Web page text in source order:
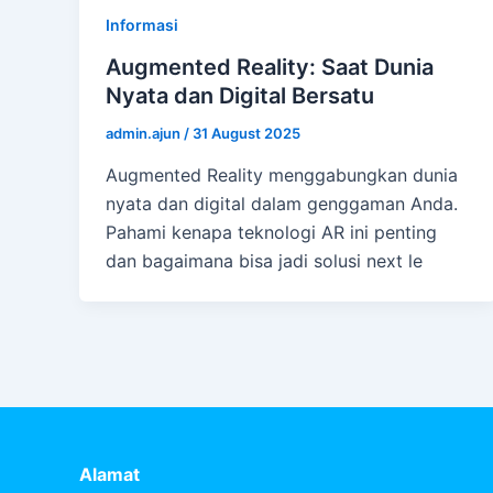
Informasi
Augmented Reality: Saat Dunia
Nyata dan Digital Bersatu
admin.ajun / 31 August 2025
Augmented Reality menggabungkan dunia
nyata dan digital dalam genggaman Anda.
Pahami kenapa teknologi AR ini penting
dan bagaimana bisa jadi solusi next le
Alamat